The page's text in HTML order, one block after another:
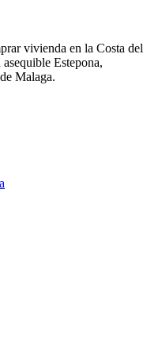
vivienda en la Costa del
Estepona,
Malaga.